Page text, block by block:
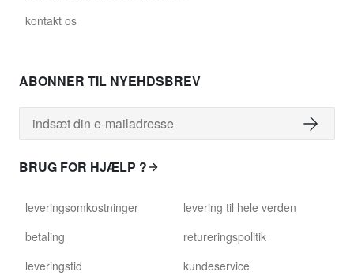
kontakt os
ABONNER TIL NYEHDSBREV
BRUG FOR HJÆLP ?
leveringsomkostninger
betaling
leveringstid
levering til hele verden
retureringspolitik
kundeservice